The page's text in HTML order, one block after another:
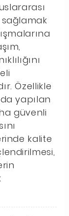
Özellikle
yapılan
güvenli
kalite